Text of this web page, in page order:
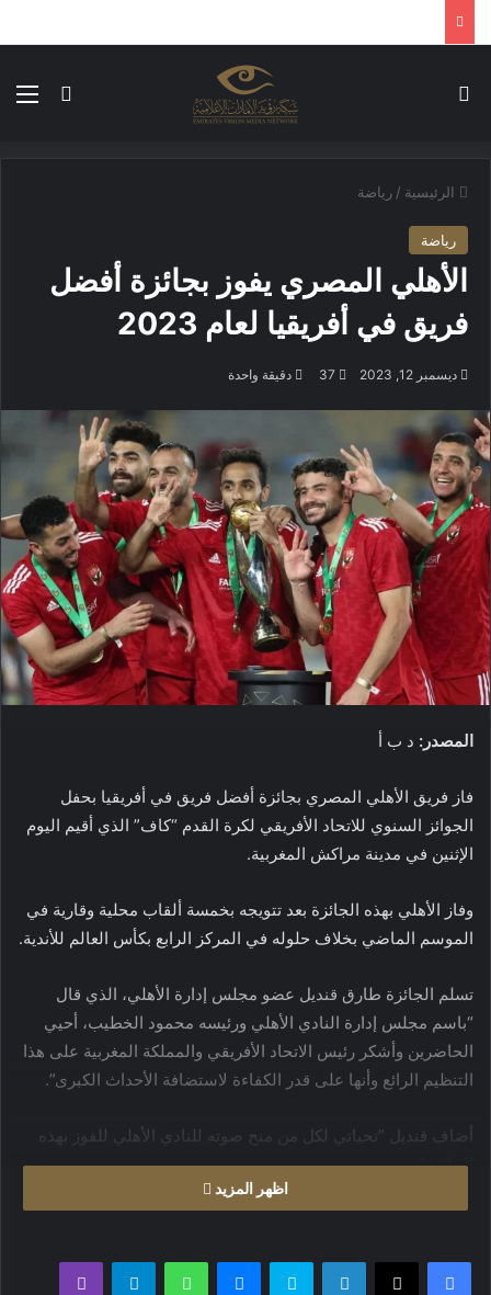
الوضع
الرئيسية / رياضة
رياضة
الأهلي المصري يفوز بجائزة أفضل
فريق في أفريقيا لعام 2023
ديسمبر 12, 2023 37 دقيقة واحدة
المصدر: د ب أ
فاز فريق الأهلي المصري بجائزة أفضل فريق في أفريقيا بحفل
الجوائز السنوي للاتحاد الأفريقي لكرة القدم “كاف” الذي أقيم اليوم
الإثنين في مدينة مراكش المغربية.
وفاز الأهلي بهذه الجائزة بعد تتويجه بخمسة ألقاب محلية وقارية في
الموسم الماضي بخلاف حلوله في المركز الرابع بكأس العالم للأندية.
تسلم الجائزة طارق قنديل عضو مجلس إدارة الأهلي، الذي قال
“باسم مجلس إدارة النادي الأهلي ورئيسه محمود الخطيب، أحيي
الحاضرين وأشكر رئيس الاتحاد الأفريقي والمملكة المغربية على هذا
التنظيم الرائع وأنها على قدر الكفاءة لاستضافة الأحداث الكبرى”.
أضاف قنديل “تحياتي لكل من منح صوته للنادي الأهلي للفوز بهذه
الجائزة”.
الفائز بأول لقب لبطولة الدوري الأفريقي في 2023.
اظهر المزيد
فيسبوك X لينكدإن سكايب ماسنجر واتساب تيلقرام ڤايبر